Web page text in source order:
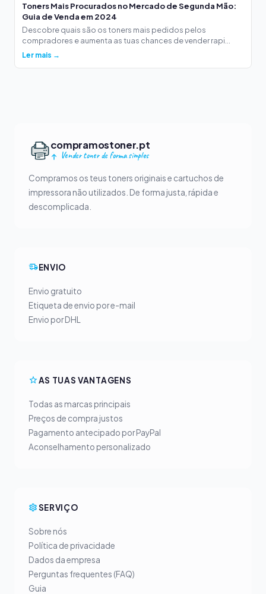
Toners Mais Procurados no Mercado de Segunda Mão:
Guia de Venda em 2024
Descobre quais são os toners mais pedidos pelos
compradores e aumenta as tuas chances de vender rapi...
Ler mais →
compramostoner.pt
Vender toner de forma simples
Compramos os teus toners originais e cartuchos de
impressora não utilizados. De forma justa, rápida e
descomplicada.
ENVIO
Envio gratuito
Etiqueta de envio por e-mail
Envio por DHL
AS TUAS VANTAGENS
Todas as marcas principais
Preços de compra justos
Pagamento antecipado por PayPal
Aconselhamento personalizado
SERVIÇO
Sobre nós
Política de privacidade
Dados da empresa
Perguntas frequentes (FAQ)
Guia